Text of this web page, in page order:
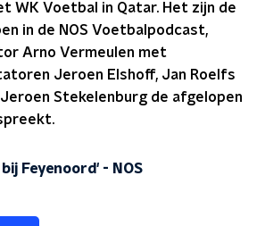
WK Voetbal in Qatar. Het zijn de
in de NOS Voetbalpodcast,
Arno Vermeulen met
Jeroen Elshoff, Jan Roelfs
Stekelenburg de afgelopen
Feyenoord' - NOS